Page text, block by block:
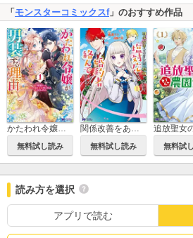
「 モンスターコミックスf」のおすすめ作品
かたわれ令嬢が男装する理由(コミック)
無料試し読み
関係改善をあきらめて距離をおいたら、塩対応だった婚約者が絡んでくるようになりました(コミック)
無料試し読み 無料試
読み方を選択
アプリで読む